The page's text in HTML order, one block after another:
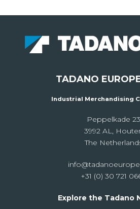
TADANO
Industrial Merchandising
Peppelkade 23
3992 AL,
The
+31 (0) 30 721
Explore the Tadano